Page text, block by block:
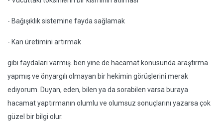
- Bağışıklık sistemine fayda sağlamak
- Kan üretimini artırmak
gibi faydaları varmış. ben yine de hacamat konusunda araştırma
yapmış ve önyargılı olmayan bir hekimin görüşlerini merak
ediyorum. Duyan, eden, bilen ya da sorabilen varsa buraya
hacamat yaptırmanın olumlu ve olumsuz sonuçlarını yazarsa çok
güzel bir bilgi olur.